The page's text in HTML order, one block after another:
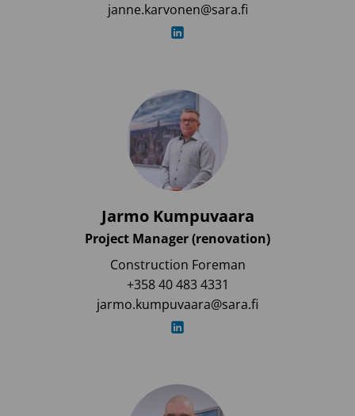
janne.karvonen@sara.fi
Jarmo Kumpuvaara
Project Manager (renovation)
Construction Foreman
+358 40 483 4331
jarmo.kumpuvaara@sara.fi